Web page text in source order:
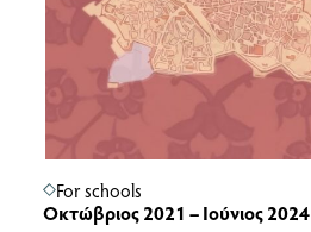
For schools
Οκτώβριος 2021 – Ιούνιος 2024